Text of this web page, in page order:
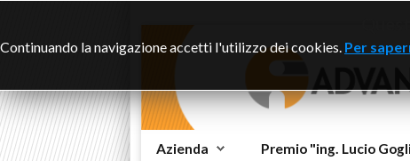
Azienda Premio "ing. Lucio
Continuando la navigazione accetti l'utilizzo dei cookies. Per